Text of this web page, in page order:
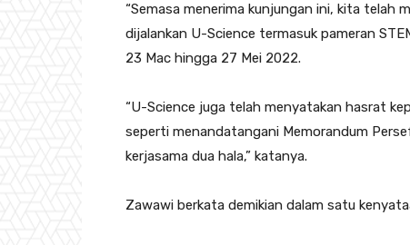
“Semasa menerima kunjungan ini, kita telah
dijalankan U-Science termasuk pameran
23 Mac hingga 27 Mei 2022.
“U-Science juga telah menyatakan hasrat
seperti menandatangani Memorandum
kerjasama dua hala,” katanya.
Zawawi berkata demikian dalam satu